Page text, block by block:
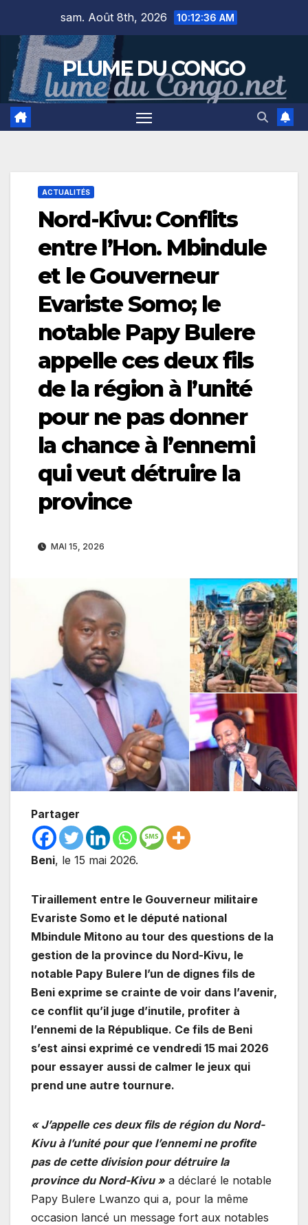
content
sam. Août 8th, 2026 10:12:37 AM
PLUME DU CONGO
ACTUALITÉS
Nord-Kivu: Conflits
entre l’Hon. Mbindule
et le Gouverneur
Evariste Somo; le
notable Papy Bulere
appelle ces deux fils
de la région à l’unité
pour ne pas donner
la chance à l’ennemi
qui veut détruire la
province
MAI 15, 2026
Partager
Beni, le 15 mai 2026.
Tiraillement entre le Gouverneur militaire
Evariste Somo et le député national
Mbindule Mitono au tour des questions de la
gestion de la province du Nord-Kivu, le
notable Papy Bulere l’un de dignes fils de
Beni exprime se crainte de voir dans l’avenir,
ce conflit qu’il juge d’inutile, profiter à
l’ennemi de la République. Ce fils de Beni
s’est ainsi exprimé ce vendredi 15 mai 2026
pour essayer aussi de calmer le jeux qui
prend une autre tournure.
« J’appelle ces deux fils de région du Nord-
Kivu à l’unité pour que l’ennemi ne profite
pas de cette division pour détruire la
province du Nord-Kivu » a déclaré le notable
Papy Bulere Lwanzo qui a, pour la même
occasion lancé un message fort aux notables